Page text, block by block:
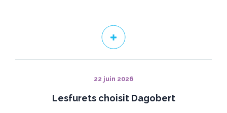
22 juin 2026
Lesfurets choisit Dagobert